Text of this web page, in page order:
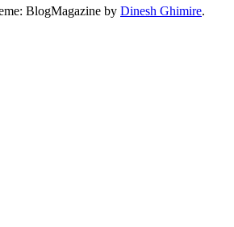
BlogMagazine by Dinesh Ghimire.